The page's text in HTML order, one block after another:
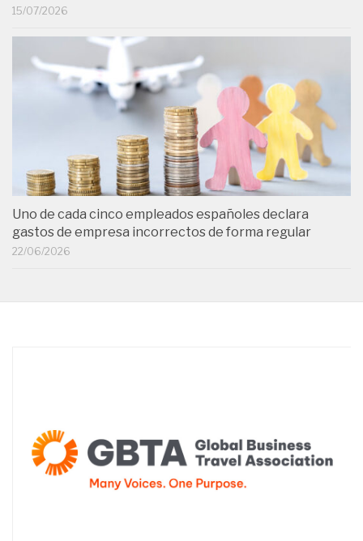
15/07/2026
Uno de cada cinco empleados españoles declara
gastos de empresa incorrectos de forma regular
22/06/2026